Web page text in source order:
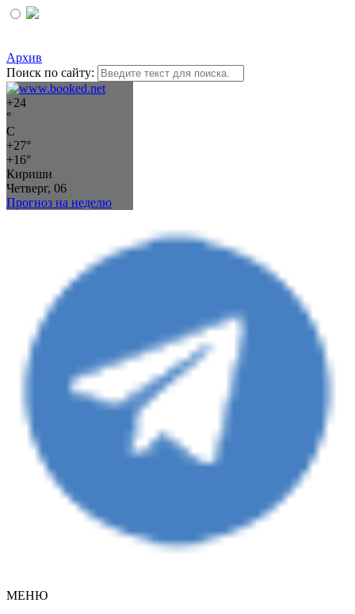
Архив
Поиск по сайту:
+24
°
C
+27°
+16°
Кириши
Четверг, 06
Прогноз на неделю
МЕНЮ